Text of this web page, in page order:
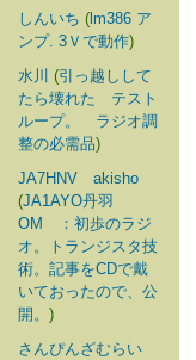
しんいち ( lm386 ア
ンプ. 3Ｖで動作)
水川 (引っ越しして
たら壊れた テスト
ループ。 ラジオ調
整の必需品)
JA7HNV akisho
(JA1AYO丹羽
OM ：初歩のラジ
オ。トランジスタ技
術。記事をCDで戴
いておったので、公
開。 )
さんぴんざむらい